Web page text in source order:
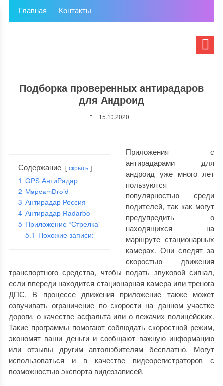
Главная Контакты
Подборка проверенных антирадаров
для Андроид
15.10.2020
Содержание скрыть
1 GPS АнтиРадар
2 MapcamDroid
3 Антирадар Россия
4 Антирадар Radarbo
5 Приложение “Стрелка”
5.1 Похожие записи:
Приложения с
антирадарами для
андроид уже много лет
пользуются
популярностью среди
водителей, так как могут
предупредить о
находящихся на
маршруте стационарных
камерах. Они следят за
скоростью движения
транспортного средства, чтобы подать звуковой сигнал,
если впереди находится стационарная камера или тренога
ДПС. В процессе движения приложение также может
озвучивать ограничение по скорости на данном участке
дороги, о качестве асфальта или о лежачих полицейских.
Такие программы помогают соблюдать скоростной режим,
экономят ваши деньги и сообщают важную информацию
или отзывы другим автолюбителям бесплатно. Могут
использоваться и в качестве видеорегистраторов с
возможностью экспорта видеозаписей.